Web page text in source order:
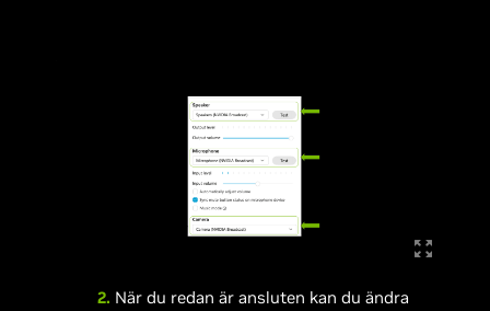
2. När du redan är ansluten kan du ändra